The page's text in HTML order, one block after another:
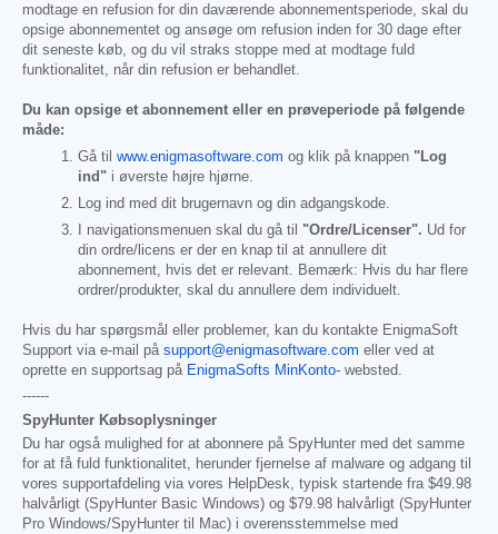
modtage en refusion for din daværende abonnementsperiode, skal du
opsige abonnementet og ansøge om refusion inden for 30 dage efter
dit seneste køb, og du vil straks stoppe med at modtage fuld
funktionalitet, når din refusion er behandlet.
Du kan opsige et abonnement eller en prøveperiode på følgende
måde:
Gå til www.enigmasoftware.com og klik på knappen "Log
ind" i øverste højre hjørne.
Log ind med dit brugernavn og din adgangskode.
I navigationsmenuen skal du gå til "Ordre/Licenser". Ud for
din ordre/licens er der en knap til at annullere dit
abonnement, hvis det er relevant. Bemærk: Hvis du har flere
ordrer/produkter, skal du annullere dem individuelt.
Hvis du har spørgsmål eller problemer, kan du kontakte EnigmaSoft
Support via e-mail på support@enigmasoftware.com eller ved at
oprette en supportsag på EnigmaSofts MinKonto- websted.
------
SpyHunter Købsoplysninger
Du har også mulighed for at abonnere på SpyHunter med det samme
for at få fuld funktionalitet, herunder fjernelse af malware og adgang til
vores supportafdeling via vores HelpDesk, typisk startende fra $49.98
halvårligt (SpyHunter Basic Windows) og $79.98 halvårligt (SpyHunter
Pro Windows/SpyHunter til Mac) i overensstemmelse med